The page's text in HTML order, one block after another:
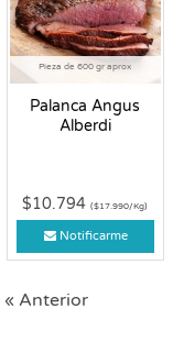
Pieza de 600 gr aprox
Palanca Angus
Alberdi
$10.794($17.990/Kg)
Notificarme
« Anterior